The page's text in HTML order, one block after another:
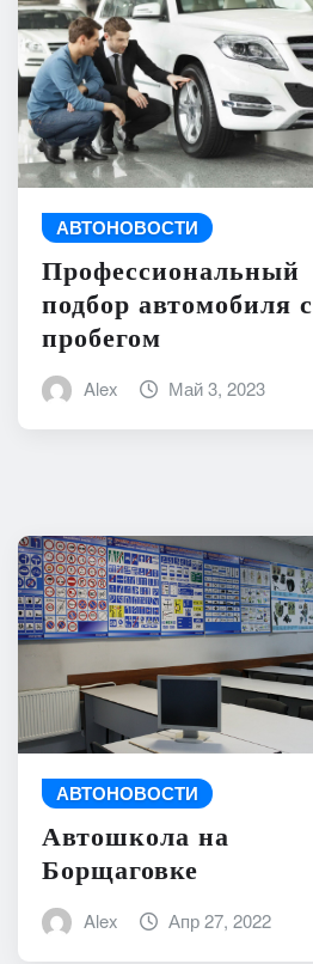
АВТОНОВОСТИ
Профессиональный
подбор автомобиля с
пробегом
Alex Май 3, 2023
АВТОНОВОСТИ
Автошкола на
Борщаговке
Alex Апр 27, 2022